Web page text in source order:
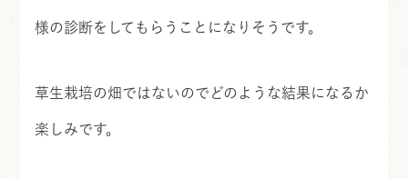
様の診断をしてもらうことになりそうです。
草生栽培の畑ではないのでどのような結果になるか
楽しみです。